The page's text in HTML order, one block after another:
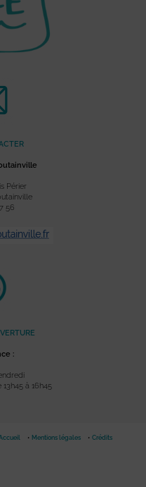
Périer
56
:
à 16h45
Mentions légales Crédits